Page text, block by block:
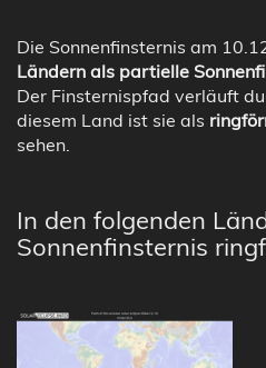
Die Sonnenfinsternis am
Ländern als partielle
Der Finsternispfad verläuft
diesem Land ist sie als
sehen.
In den folgenden
Sonnenfinsternis